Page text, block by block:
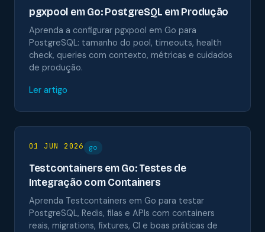
pgxpool em Go: PostgreSQL em Produção
Aprenda a configurar pgxpool em Go para
PostgreSQL: tamanho do pool, timeouts, health
check, queries com contexto, métricas e cuidados
de produção.
Ler artigo
01 JUN 2026 go
Testcontainers em Go: Testes de
Integração com Containers
Aprenda Testcontainers em Go para testar
PostgreSQL, Redis, filas e APIs com containers
reais, migrations, fixtures, CI e boas práticas de